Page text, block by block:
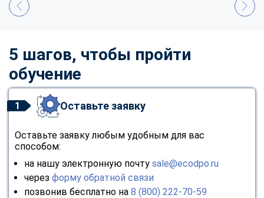
5 шагов, чтобы пройти
обучение
1 Оставьте заявку
Оставьте заявку любым удобным для вас
способом:
на нашу электронную почту sale@ecodpo.ru
через форму обратной связи
позвонив бесплатно на 8 (800) 222-70-59